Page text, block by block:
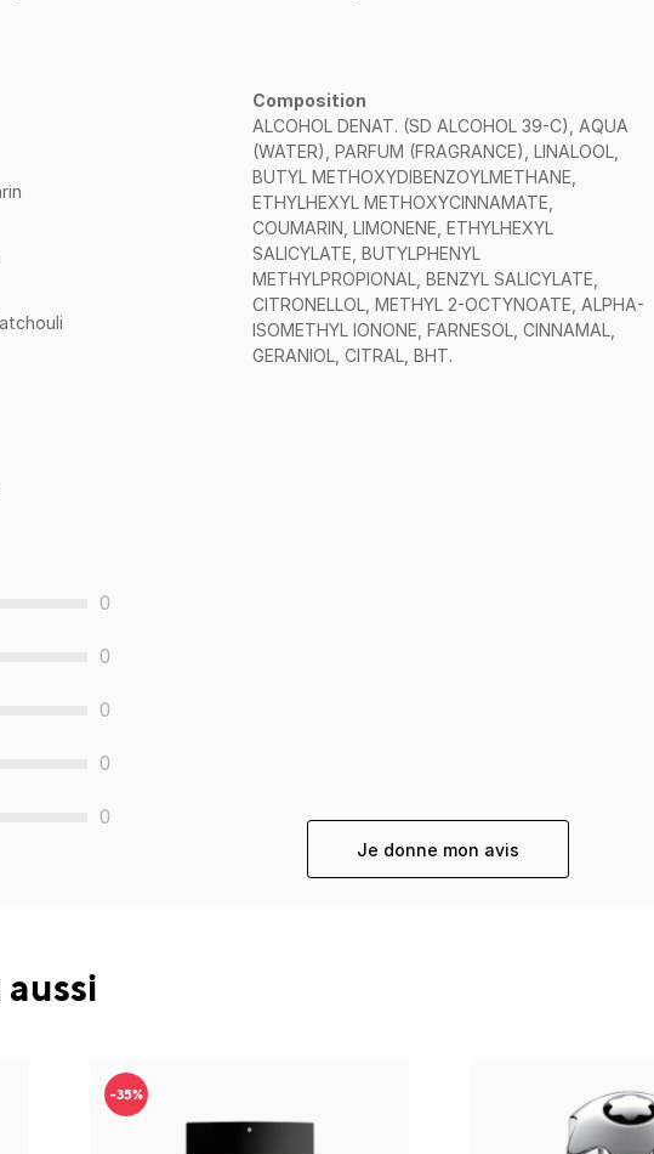
Composition
ALCOHOL DENAT. (SD ALCOHOL 39-C), AQUA
(WATER), PARFUM (FRAGRANCE), LINALOOL,
BUTYL METHOXYDIBENZOYLMETHANE,
ETHYLHEXYL METHOXYCINNAMATE,
COUMARIN, LIMONENE, ETHYLHEXYL
SALICYLATE, BUTYLPHENYL
METHYLPROPIONAL, BENZYL SALICYLATE,
CITRONELLOL, METHYL 2-OCTYNOATE, ALPHA-
ISOMETHYL IONONE, FARNESOL, CINNAMAL,
GERANIOL, CITRAL, BHT.
0
0
0
0
0
Je donne mon avis
-35%